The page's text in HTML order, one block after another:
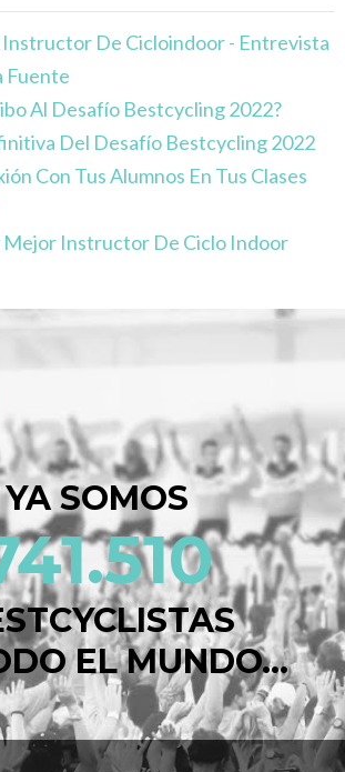
Instructor De Cicloindoor - Entrevista
Fuente
Al Desafío Bestcycling 2022?
Del Desafío Bestcycling 2022
Con Tus Alumnos En Tus Clases
Mejor Instructor De Ciclo Indoor
YA SOMOS
EL MUNDO...